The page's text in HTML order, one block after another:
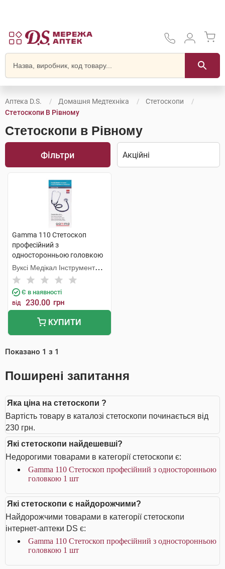
Аптека D.S. Домашня Медтехніка
Стетоскопи
Стетоскопи В Рівному
Стетоскопи в Рівному
Фільтри
Gamma 110 Стетоскоп
професійний з
односторонньою головкою
1 шт
Вуксі Медікал Інструмент
Фекторі
Є в наявності
від 230.00 грн
КУПИТИ
Показано 1 з 1
Поширені запитання
Яка ціна на стетоскопи ?
Вартість товару в каталозі стетоскопи починається від
230 грн.
Які стетоскопи найдешевші?
Недорогими товарами в категорії стетоскопи є:
Gamma 110 Стетоскоп професійний з односторонньою
головкою 1 шт
Які стетоскопи є найдорожчими?
Найдорожчими товарами в категорії стетоскопи
інтернет-аптеки DS є:
Gamma 110 Стетоскоп професійний з односторонньою
головкою 1 шт